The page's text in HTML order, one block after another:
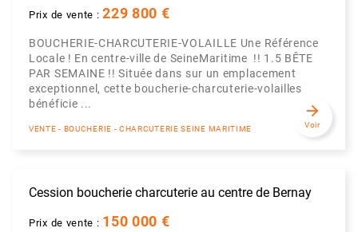
Prix de vente :229 800 €
BOUCHERIE-CHARCUTERIE-VOLAILLE Une Référence
Locale ! En centre-ville de SeineMaritime !! 1.5 BÊTE
PAR SEMAINE !! Située dans sur un emplacement
exceptionnel, cette boucherie-charcuterie-volailles
bénéficie ...
VENTE - BOUCHERIE - CHARCUTERIE SEINE MARITIME
arrow_forward
Voir
Cession boucherie charcuterie au centre de Bernay
Prix de vente : 150 000 €